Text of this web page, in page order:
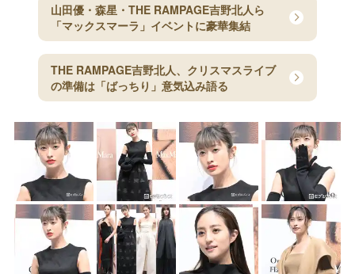
山田優・森星・THE RAMPAGE吉野北人ら
「マックスマーラ」イベントに豪華集結
THE RAMPAGE吉野北人、クリスマスライブ
の準備は「ばっちり」意気込み語る